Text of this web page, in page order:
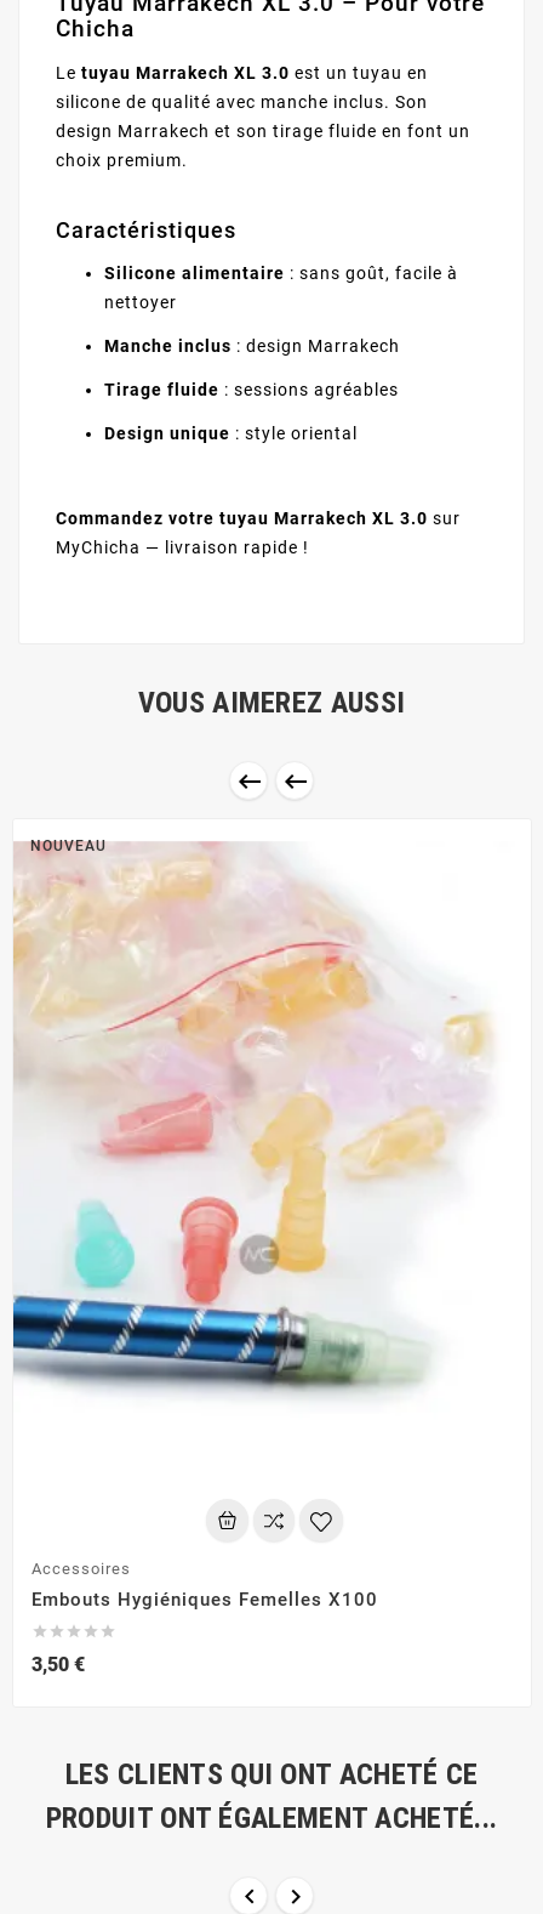
Chicha
Le tuyau Marrakech XL 3.0 est un tuyau en
silicone de qualité avec manche inclus. Son
design Marrakech et son tirage fluide en font un
choix premium.
Caractéristiques
Silicone alimentaire : sans goût, facile à
nettoyer
Manche inclus : design Marrakech
Tirage fluide : sessions agréables
Design unique : style oriental
Commandez votre tuyau Marrakech XL 3.0 sur
MyChicha — livraison rapide !
VOUS AIMEREZ AUSSI
 
NOUVEAU
Accessoires
Embouts Hygiéniques Femelles X100
    
3,50 €
LES CLIENTS QUI ONT ACHETÉ CE
PRODUIT ONT ÉGALEMENT ACHETÉ...
 